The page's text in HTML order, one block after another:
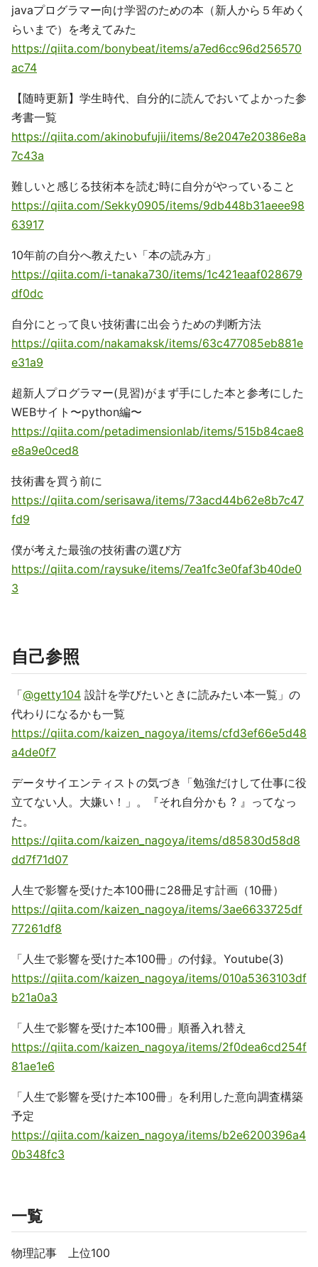
javaプログラマー向け学習のための本（新人から５年めく
らいまで）を考えてみた
https://qiita.com/bonybeat/items/a7ed6cc96d256570
ac74
【随時更新】学生時代、自分的に読んでおいてよかった参
考書一覧
https://qiita.com/akinobufujii/items/8e2047e20386e8a
7c43a
難しいと感じる技術本を読む時に自分がやっていること
https://qiita.com/Sekky0905/items/9db448b31aeee98
63917
10年前の自分へ教えたい「本の読み方」
https://qiita.com/i-tanaka730/items/1c421eaaf028679
df0dc
自分にとって良い技術書に出会うための判断方法
https://qiita.com/nakamaksk/items/63c477085eb881e
e31a9
超新人プログラマー(見習)がまず手にした本と参考にした
WEBサイト〜python編〜
https://qiita.com/petadimensionlab/items/515b84cae8
e8a9e0ced8
技術書を買う前に
https://qiita.com/serisawa/items/73acd44b62e8b7c47
fd9
僕が考えた最強の技術書の選び方
https://qiita.com/raysuke/items/7ea1fc3e0faf3b40de0
3
自己参照
「@getty104 設計を学びたいときに読みたい本一覧」の
代わりになるかも一覧
https://qiita.com/kaizen_nagoya/items/cfd3ef66e5d48
a4de0f7
データサイエンティストの気づき「勉強だけして仕事に役
立てない人。大嫌い！」。『それ自分かも ? 』ってなっ
た。
https://qiita.com/kaizen_nagoya/items/d85830d58d8
dd7f71d07
人生で影響を受けた本100冊に28冊足す計画（10冊）
https://qiita.com/kaizen_nagoya/items/3ae6633725df
77261df8
「人生で影響を受けた本100冊」の付録。Youtube(3)
https://qiita.com/kaizen_nagoya/items/010a5363103df
b21a0a3
「人生で影響を受けた本100冊」順番入れ替え
https://qiita.com/kaizen_nagoya/items/2f0dea6cd254f
81ae1e6
「人生で影響を受けた本100冊」を利用した意向調査構築
予定
https://qiita.com/kaizen_nagoya/items/b2e6200396a4
0b348fc3
一覧
物理記事 上位100